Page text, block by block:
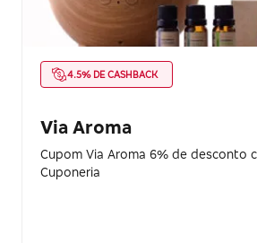
4.5% DE CASHBACK
Via Aroma
Cupom Via Aroma 6% de desconto
Cuponeria